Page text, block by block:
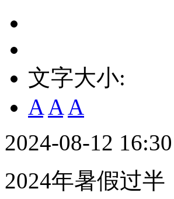
文字大小:
A A A
2024-08-12 16:30
2024年暑假过